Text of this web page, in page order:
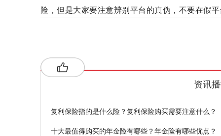
险，但是大家要注意辨别平台的真伪，不要在假
资讯
复利保险指的是什么险？复利保险购买需要注意什么？
十大最值得购买的年金险有哪些？年金险有哪些优点？